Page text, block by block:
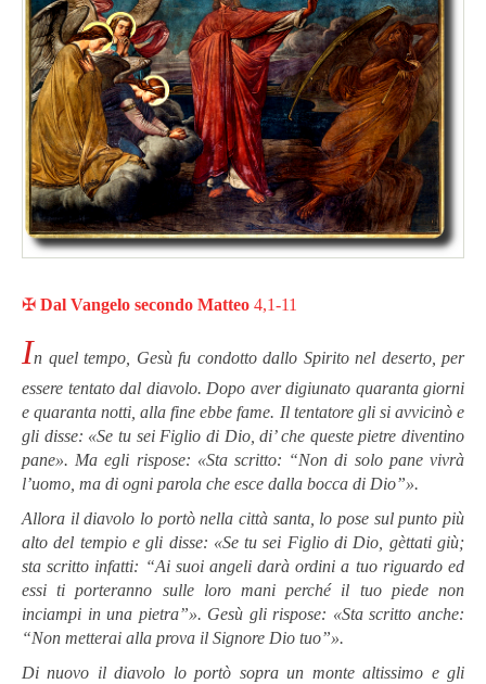
✠ Dal Vangelo secondo Matteo 4,1-11
In quel tempo, Gesù fu condotto dallo Spirito nel deserto, per
essere tentato dal diavolo. Dopo aver digiunato quaranta giorni
e quaranta notti, alla fine ebbe fame. Il tentatore gli si avvicinò e
gli disse: «Se tu sei Figlio di Dio, di’ che queste pietre diventino
pane». Ma egli rispose: «Sta scritto: “Non di solo pane vivrà
l’uomo, ma di ogni parola che esce dalla bocca di Dio”».
Allora il diavolo lo portò nella città santa, lo pose sul punto più
alto del tempio e gli disse: «Se tu sei Figlio di Dio, gèttati giù;
sta scritto infatti: “Ai suoi angeli darà ordini a tuo riguardo ed
essi ti porteranno sulle loro mani perché il tuo piede non
inciampi in una pietra”». Gesù gli rispose: «Sta scritto anche:
“Non metterai alla prova il Signore Dio tuo”».
Di nuovo il diavolo lo portò sopra un monte altissimo e gli